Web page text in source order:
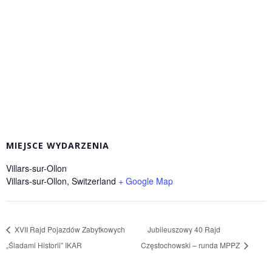
MIEJSCE WYDARZENIA
Villars-sur-Ollon
Villars-sur-Ollon, Switzerland + Google Map
XVII Rajd Pojazdów Zabytkowych
„Śladami Historii” IKAR
Jubileuszowy 40 Rajd
Częstochowski – runda MPPZ